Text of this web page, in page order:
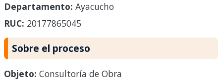
Departamento: Ayacucho
RUC: 20177865045
Sobre el proceso
Objeto: Consultoría de Obra